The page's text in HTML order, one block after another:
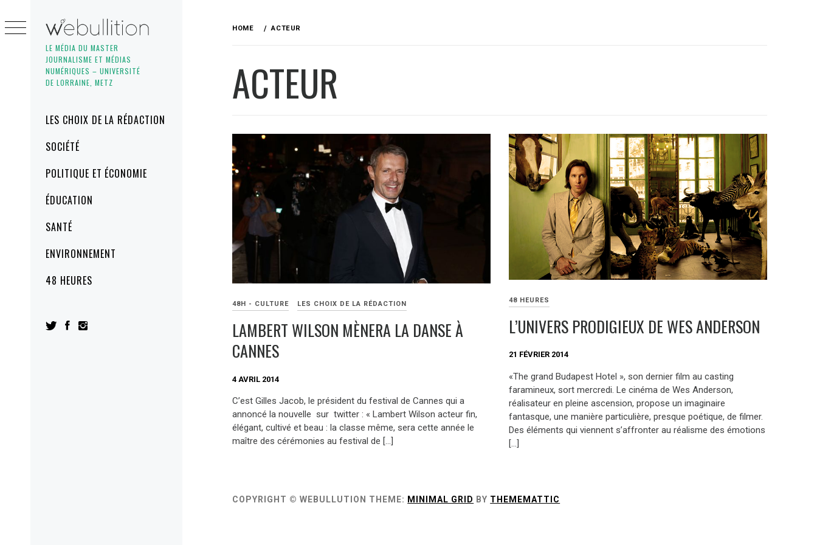
LE MÉDIA DU MASTER
JOURNALISME ET MÉDIAS
NUMÉRIQUES – UNIVERSITÉ
DE LORRAINE, METZ
MenuLES CHOIX DE LA RÉDACTION
SOCIÉTÉ
POLITIQUE ET ÉCONOMIE
ÉDUCATION
SANTÉ
ENVIRONNEMENT
48 HEURES
to
content
HOME ACTEUR
ACTEUR
48H - CULTURE LES CHOIX DE LA RÉDACTION
LAMBERT WILSON MÈNERA LA DANSE À
CANNES
4 AVRIL 2014
C’est Gilles Jacob, le président du festival de Cannes qui a
annoncé la nouvelle sur twitter : « Lambert Wilson acteur fin,
élégant, cultivé et beau : la classe même, sera cette année le
maître des cérémonies au festival de […]
48 HEURES
L’UNIVERS PRODIGIEUX DE WES ANDERSON
21 FÉVRIER 2014
«The grand Budapest Hotel », son dernier film au casting
faramineux, sort mercredi. Le cinéma de Wes Anderson,
réalisateur en pleine ascension, propose un imaginaire
fantasque, une manière particulière, presque poétique, de filmer.
Des éléments qui viennent s’affronter au réalisme des émotions
[…]
COPYRIGHT © WEBULLUTION THEME: MINIMAL GRID BY THEMEMATTIC